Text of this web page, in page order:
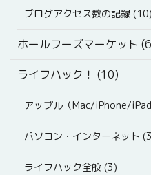
ブログアクセス数の記録 (10)
ホールフーズマーケット
ライフハック！ (10)
アップル（Mac/iPhone/
パソコン・インターネット
ライフハック全般 (3)